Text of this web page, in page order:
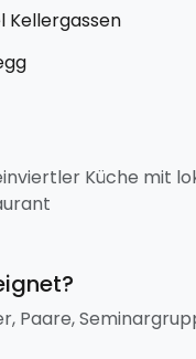
Kellergassen
Küche mit
Paare,